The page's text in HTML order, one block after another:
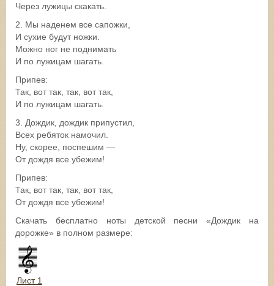
Через лужицы скакать.
2. Мы наденем все сапожки,
И сухие будут ножки.
Можно ног не поднимать
И по лужицам шагать.
Припев:
Так, вот так, так, вот так,
И по лужицам шагать.
3. Дождик, дождик припустил,
Всех ребяток намочил.
Ну, скорее, поспешим —
От дождя все убежим!
Припев:
Так, вот так, так, вот так,
От дождя все убежим!
Скачать бесплатно ноты детской песни «Дождик на
дорожке» в полном размере:
Лист 1